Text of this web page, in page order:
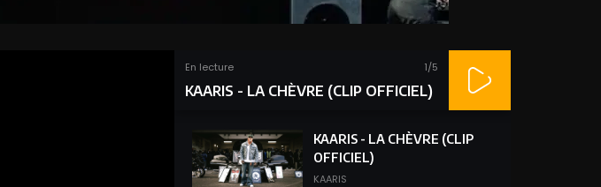
En lecture 1/5
KAARIS - LA CHÈVRE (CLIP OFFICIEL)
KAARIS - LA CHÈVRE (CLIP
OFFICIEL)
KAARIS